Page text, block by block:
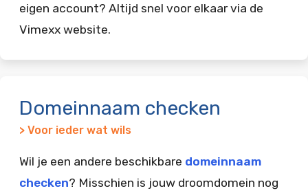
eigen account? Altijd snel voor elkaar via de
Vimexx website.
Domeinnaam checken
> Voor ieder wat wils
Wil je een andere beschikbare domeinnaam
checken? Misschien is jouw droomdomein nog